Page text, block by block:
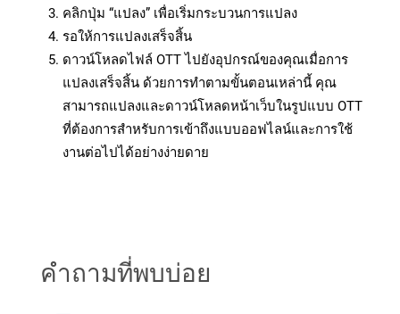
คลิกปุ่ม “แปลง” เพื่อเริ่มกระบวนการแปลง
รอให้การแปลงเสร็จสิ้น
ดาวน์โหลดไฟล์ OTT ไปยังอุปกรณ์ของคุณเมื่อการ
แปลงเสร็จสิ้น ด้วยการทำตามขั้นตอนเหล่านี้ คุณ
สามารถแปลงและดาวน์โหลดหน้าเว็บในรูปแบบ OTT
ที่ต้องการสำหรับการเข้าถึงแบบออฟไลน์และการใช้
งานต่อไปได้อย่างง่ายดาย
คำถามที่พบบ่อย